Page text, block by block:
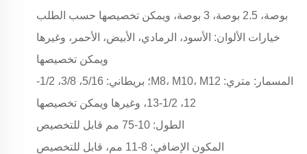
بوصة، 2.5 بوصة، 3 بوصة، ويمكن تخصيصها حسب الطلب
خيارات الألوان: الأسود، الرمادي، الأبيض، الأحمر، وغيرها
ويمكن تخصيصها
المسمار: متري: M8، M10، M12؛ بريطاني: 5/16، 3/8، 1/2-
12، 1/2-13، وغيرها ويمكن تخصيصها
الطول: 10-75 مم قابل للتخصيص
المكون الإضافي: 8-11 مم، قابل للتخصيص